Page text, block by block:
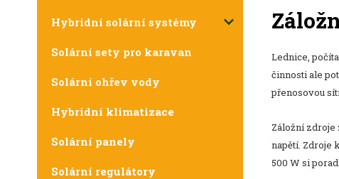
Hybridní solární systémy
Solární sety pro karavan
Solární ohřev vody
Hybridní klimatizace
Solární panely
Solární regulátory
Lednice,
činnosti ale
přenosovou
Záložní
napětí. Zdroje
500 W si